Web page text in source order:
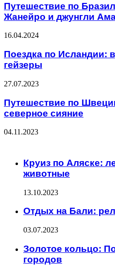
Путешествие по
Жанейро и джунгли
16.04.2024
Поездка по Исландии:
гейзеры
27.07.2023
Путешествие по
северное сияние
04.11.2023
Круиз по Аляске:
животные
13.10.2023
Отдых на Бали:
03.07.2023
Золотое кольцо:
городов